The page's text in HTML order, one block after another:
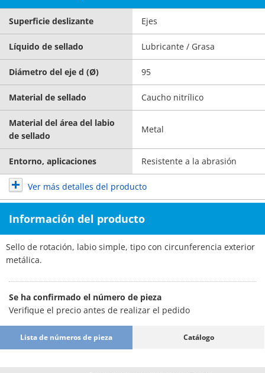
Superficie deslizante Ejes
Líquido de sellado Lubricante / Grasa
Diámetro del eje d (Ø) 95
Material de sellado Caucho nitrílico
Material del área del labio
de sellado
Metal
Entorno, aplicaciones Resistente a la abrasión
Ver más detalles del producto
Información del producto
Sello de rotación, labio simple, tipo con circunferencia exterior
metálica.
Se ha confirmado el número de pieza
Verifique el precio antes de realizar el pedido
Lista de números de pieza Catálogo